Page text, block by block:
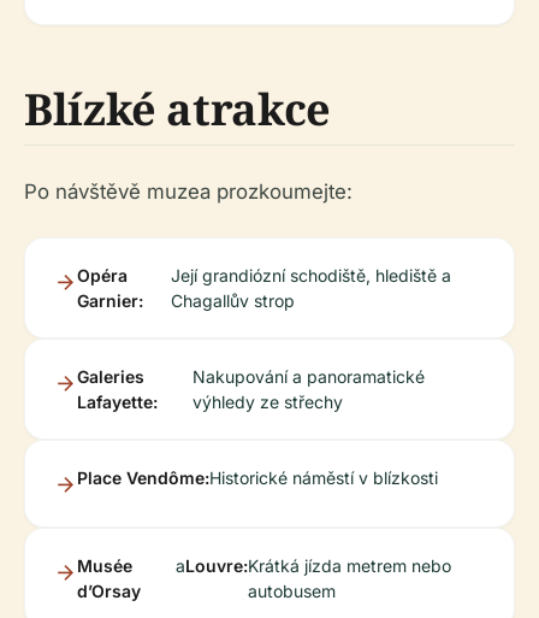
Blízké atrakce
Po návštěvě muzea prozkoumejte:
Opéra
Garnier:
Její grandiózní schodiště, hlediště a
Chagallův strop
Galeries
Lafayette:
Nakupování a panoramatické
výhledy ze střechy
Place Vendôme:Historické náměstí v blízkosti
Musée
d’Orsay
aLouvre:Krátká jízda metrem nebo
autobusem